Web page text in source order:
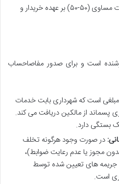
به صورت مساوی (۵۰-۵۰) بر عهده خریدار و
است و برای صدور مفاصاحساب
مبلغی است که شهرداری بابت خدمات
از مالکین دریافت می کند.
بستگی دارد.
در صورت وجود هرگونه تخلف
مجوز یا عدم رعایت ضوابط)،
های تعیین شده توسط